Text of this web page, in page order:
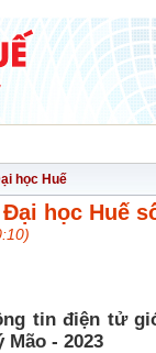
học Huế
học Huế
tin điện tử
Mão - 2023